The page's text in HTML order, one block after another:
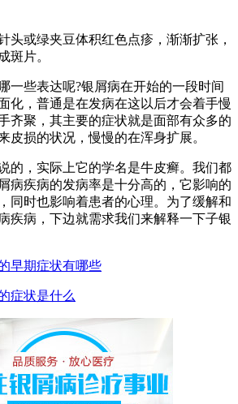
头或绿夹豆体积红色点疹，渐渐扩张，
斑片。
一些表达呢?银屑病在开始的一段时间
化，普通是在发病在这以后才会着手慢
齐聚，其主要的症状就是面部有众多的
皮损的状况，慢慢的在浑身扩展。
的，实际上它的学名是牛皮癣。我们都
病疾病的发病率是十分高的，它影响的
同时也影响着患者的心理。为了缓解和
疾病，下边就需求我们来解释一下子银
早期症状有哪些
症状是什么